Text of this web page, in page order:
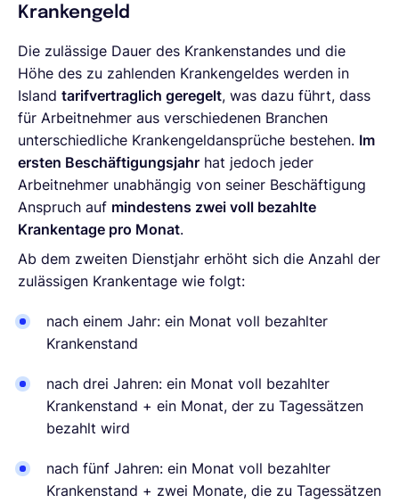
Krankengeld
Die zulässige Dauer des Krankenstandes und die
Höhe des zu zahlenden Krankengeldes werden in
Island tarifvertraglich geregelt, was dazu führt, dass
für Arbeitnehmer aus verschiedenen Branchen
unterschiedliche Krankengeldansprüche bestehen. Im
ersten Beschäftigungsjahr hat jedoch jeder
Arbeitnehmer unabhängig von seiner Beschäftigung
Anspruch auf mindestens zwei voll bezahlte
Krankentage pro Monat.
Ab dem zweiten Dienstjahr erhöht sich die Anzahl der
zulässigen Krankentage wie folgt:
nach einem Jahr: ein Monat voll bezahlter
Krankenstand
nach drei Jahren: ein Monat voll bezahlter
Krankenstand + ein Monat, der zu Tagessätzen
bezahlt wird
nach fünf Jahren: ein Monat voll bezahlter
Krankenstand + zwei Monate, die zu Tagessätzen